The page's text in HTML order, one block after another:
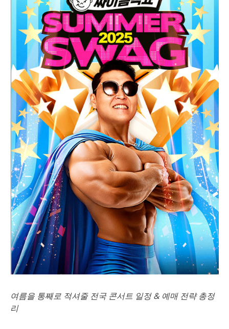
여름을 통째로 적셔줄 전국 콘서트 일정 & 예매 전략 총정
리